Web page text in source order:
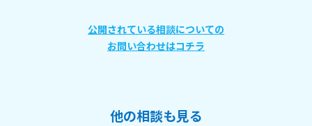
公開されている相談についての
お問い合わせはコチラ
他の相談も見る